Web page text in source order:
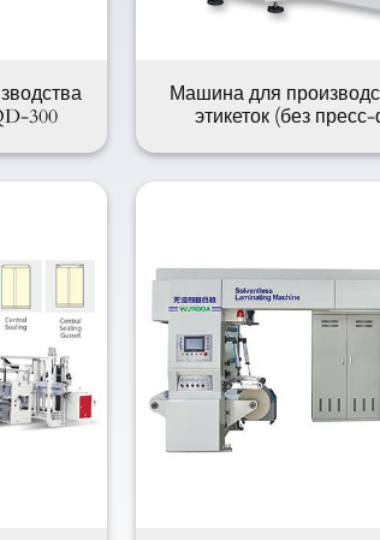
300
Машина для
этикеток (без